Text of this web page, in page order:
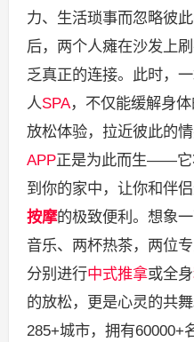
力、生活琐事而忽略彼
后，两个人瘫在沙发上
乏真正的连接。此时，
人SPA，不仅能缓解身
放松体验，拉近彼此的情
APP正是为此而生——它
到你的家中，让你和伴
按摩的极致便利。想象
音乐、两杯热茶，两位
分别进行中式推拿或全身
的放松，更是心灵的共
285+城市，拥有60000+